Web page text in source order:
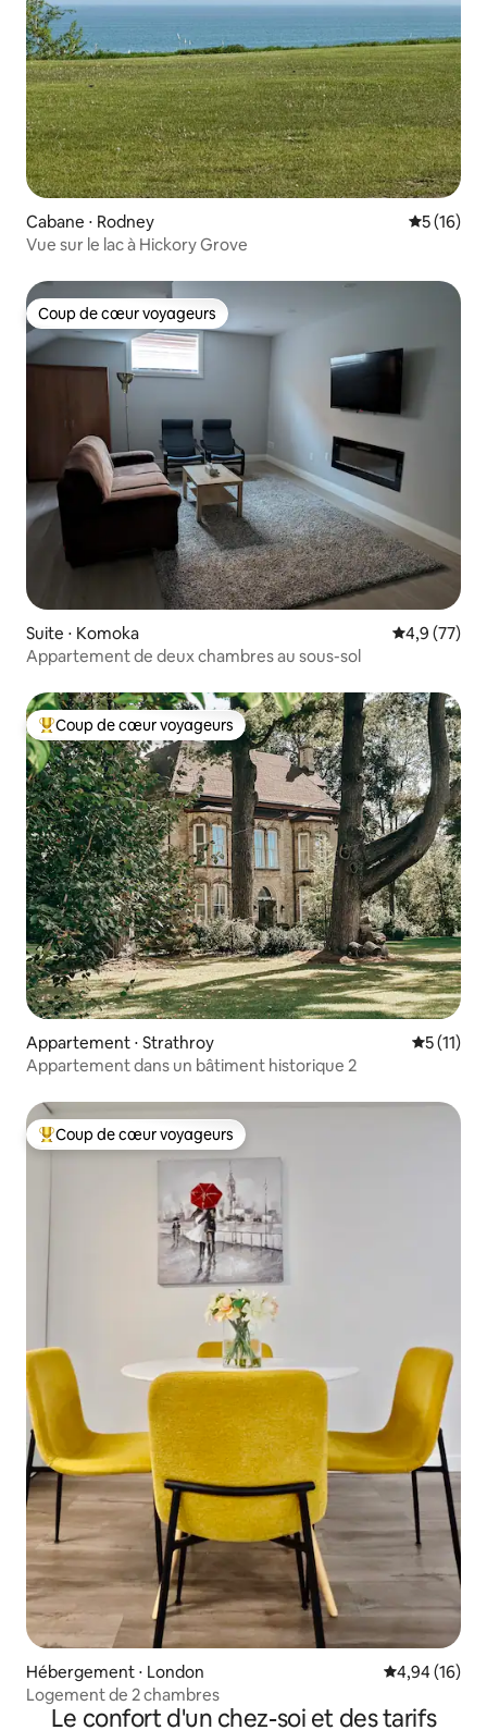
Cabane ⋅ Rodney
5 (16)
Vue sur le lac à Hickory Grove
Coup de cœur voyageurs
Coup de cœur voyageurs
Suite ⋅ Komoka Évaluation
4,9 (77)
Appartement de deux chambres au sous-sol
Coups de cœur voyageurs les plus appréciés
Coup de cœur voyageurs
Appartement ⋅ Strathroy
5 (11)
Appartement dans un bâtiment historique 2
Coups de cœur voyageurs les plus appréciés
Coup de cœur voyageurs
Hébergement ⋅ London Évaluation
4,94 (16)
Logement de 2 chambres
Le confort d'un chez-soi et des tarifs